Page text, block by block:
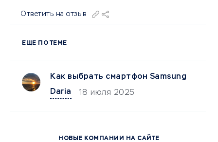
Ответить на отзыв
ЕЩЕ ПО ТЕМЕ
Как выбрать смартфон Samsung
Daria
18 июля 2025
НОВЫЕ КОМПАНИИ НА САЙТЕ